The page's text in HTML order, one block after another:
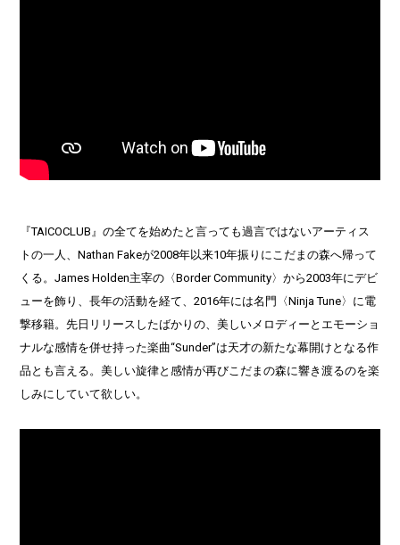
『TAICOCLUB』の全てを始めたと言っても過言ではないアーティス
トの一人、Nathan Fakeが2008年以来10年振りにこだまの森へ帰って
くる。James Holden主宰の〈Border Community〉から2003年にデビ
ューを飾り、長年の活動を経て、2016年には名門〈Ninja Tune〉に電
撃移籍。先日リリースしたばかりの、美しいメロディーとエモーショ
ナルな感情を併せ持った楽曲“Sunder”は天才の新たな幕開けとなる作
品とも言える。美しい旋律と感情が再びこだまの森に響き渡るのを楽
しみにしていて欲しい。